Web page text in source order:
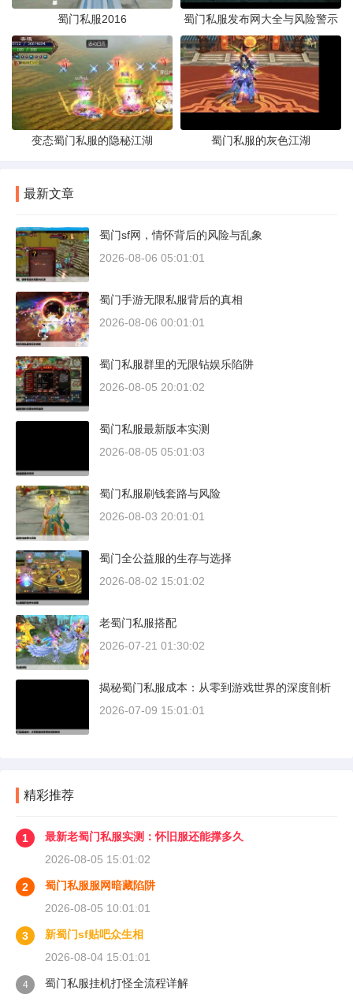
蜀门私服2016 蜀门私服发布网大全与风险警示
变态蜀门私服的隐秘江湖 蜀门私服的灰色江湖
最新文章
蜀门sf网，情怀背后的风险与乱象
2026-08-06 05:01:01
蜀门手游无限私服背后的真相
2026-08-06 00:01:01
蜀门私服群里的无限钻娱乐陷阱
2026-08-05 20:01:02
蜀门私服最新版本实测
2026-08-05 05:01:03
蜀门私服刷钱套路与风险
2026-08-03 20:01:01
蜀门全公益服的生存与选择
2026-08-02 15:01:02
老蜀门私服搭配
2026-07-21 01:30:02
揭秘蜀门私服成本：从零到游戏世界的深度剖析
2026-07-09 15:01:01
精彩推荐
1
最新老蜀门私服实测：怀旧服还能撑多久
2026-08-05 15:01:02
2
蜀门私服服网暗藏陷阱
2026-08-05 10:01:01
3
新蜀门sf贴吧众生相
2026-08-04 15:01:01
4
蜀门私服挂机打怪全流程详解